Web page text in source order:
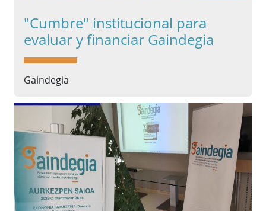
"Cumbre" institucional para
evaluar y financiar Gaindegia
Gaindegia